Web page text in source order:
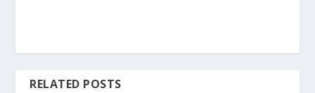
RELATED POSTS